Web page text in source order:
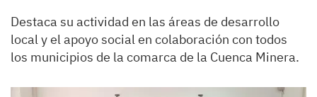
Destaca su actividad en las áreas de desarrollo
local y el apoyo social en colaboración con todos
los municipios de la comarca de la Cuenca Minera.